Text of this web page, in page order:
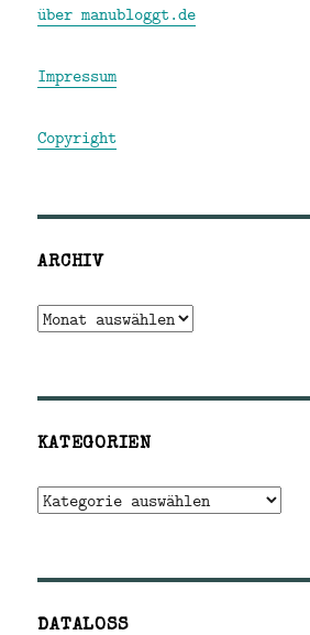
über manubloggt.de
Impressum
Copyright
ARCHIV
Archiv
KATEGORIEN
Kategorien
DATALOSS